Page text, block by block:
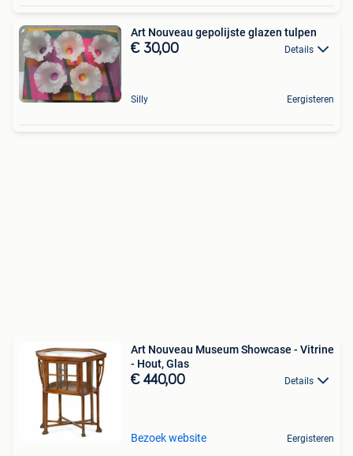
Art Nouveau gepolijste glazen tulpen
€ 30,00 Details
Silly Eergisteren
Art Nouveau Museum Showcase - Vitrine
- Hout, Glas
€ 440,00 Details
Bezoek website Eergisteren